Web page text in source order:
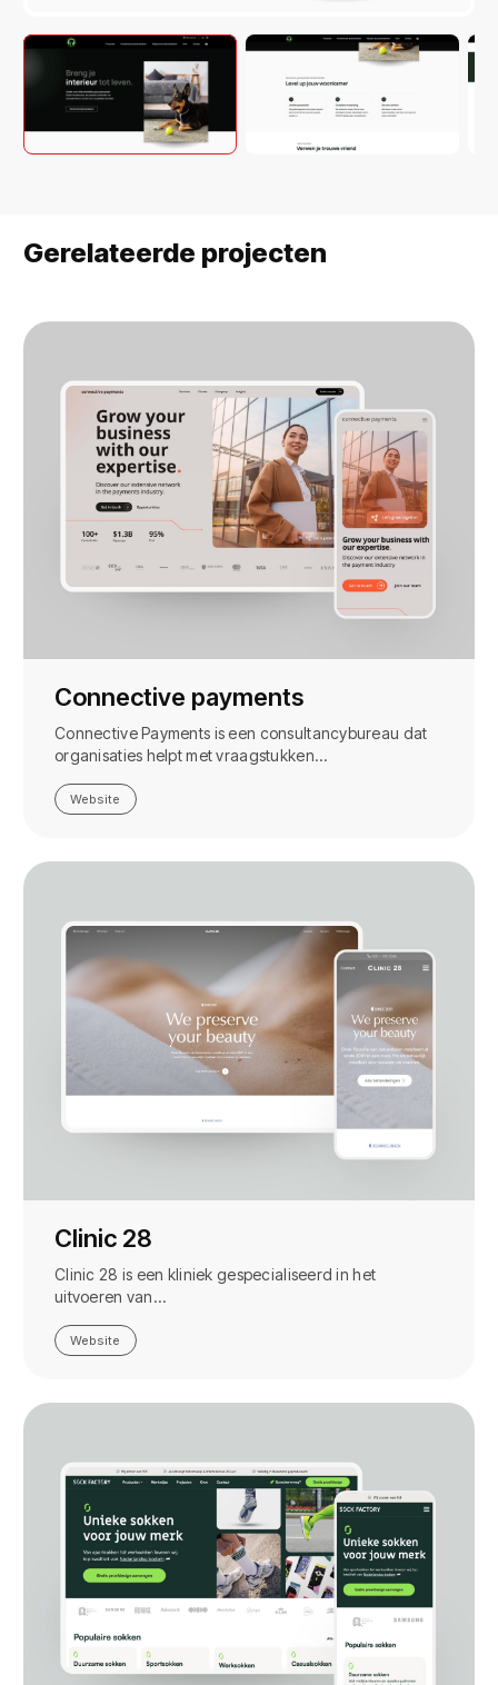
Gerelateerde projecten
Connective payments
Connective Payments is een consultancybureau dat
organisaties helpt met vraagstukken…
Website
Clinic 28
Clinic 28 is een kliniek gespecialiseerd in het
uitvoeren van…
Website